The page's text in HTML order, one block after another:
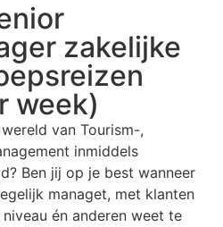
zakelijke
week)
van Tourism-,
inmiddels
Ben jij op je best wanneer
managet, met klanten
én anderen weet te